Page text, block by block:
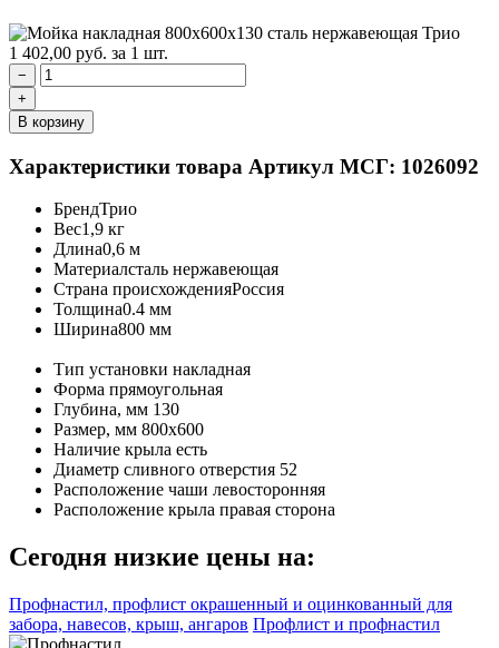
1 402,00 руб. за 1 шт.
−
+
В корзину
Характеристики товара Артикул МСГ: 1026092
БрендТрио
Вес1,9 кг
Длина0,6 м
Материалсталь нержавеющая
Страна происхожденияРоссия
Толщина0.4 мм
Ширина800 мм
Тип установки накладная
Форма прямоугольная
Глубина, мм 130
Размер, мм 800х600
Наличие крыла есть
Диаметр сливного отверстия 52
Расположение чаши левосторонняя
Расположение крыла правая сторона
Сегодня низкие цены на:
Профнастил, профлист окрашенный и оцинкованный для
забора, навесов, крыш, ангаров Профлист и профнастил